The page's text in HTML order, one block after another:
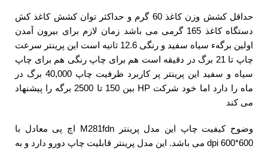
حداقل کشش وزن کاغذ 60 گرم و حداکثر توان کشش کاغذ کش
دستگاه کاغذ 165 گرمی می باشد زمان لازم برای بیرون آمدن
اولین برگهء سیاه سفید و رنگی 12.6 ثانیه است این پرینتر سرعت
چاپ تا 21 برگ در دقیقه است هم برای چاپ رنگی هم برای چاپ
سیاه و سفید این پرینتر پر کاربرد ظرفیت چاپ 40,000 برگ در
ماه را دارد اما خود شرکت HP
بین 150 تا 2500 برگه را پیشنهاد
می کند
وضوح کیفیت چاپ این مدل پرینتر M281fdn اچ پی معادل با
600*600 dpi
می باشد. این مدل پرینتر قابلیت چاپ دورو دارد و به